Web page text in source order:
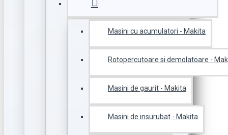
Masini cu acumulatori - Makita
Rotopercutoare si demolatoare -
Masini de gaurit - Makita
Masini de insurubat - Makita